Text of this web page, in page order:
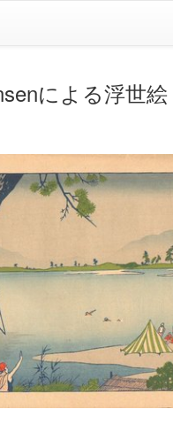
による浮世